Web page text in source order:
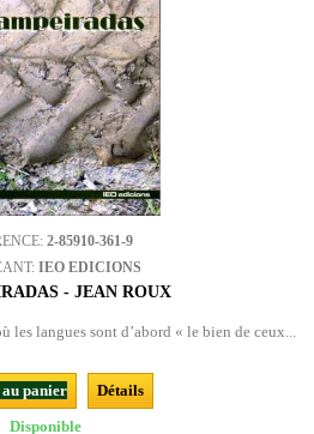
2-85910-361-9
IEO EDICIONS
- JEAN ROUX
les langues sont d’abord « le bien de ceux...
panier
Détails
Disponible